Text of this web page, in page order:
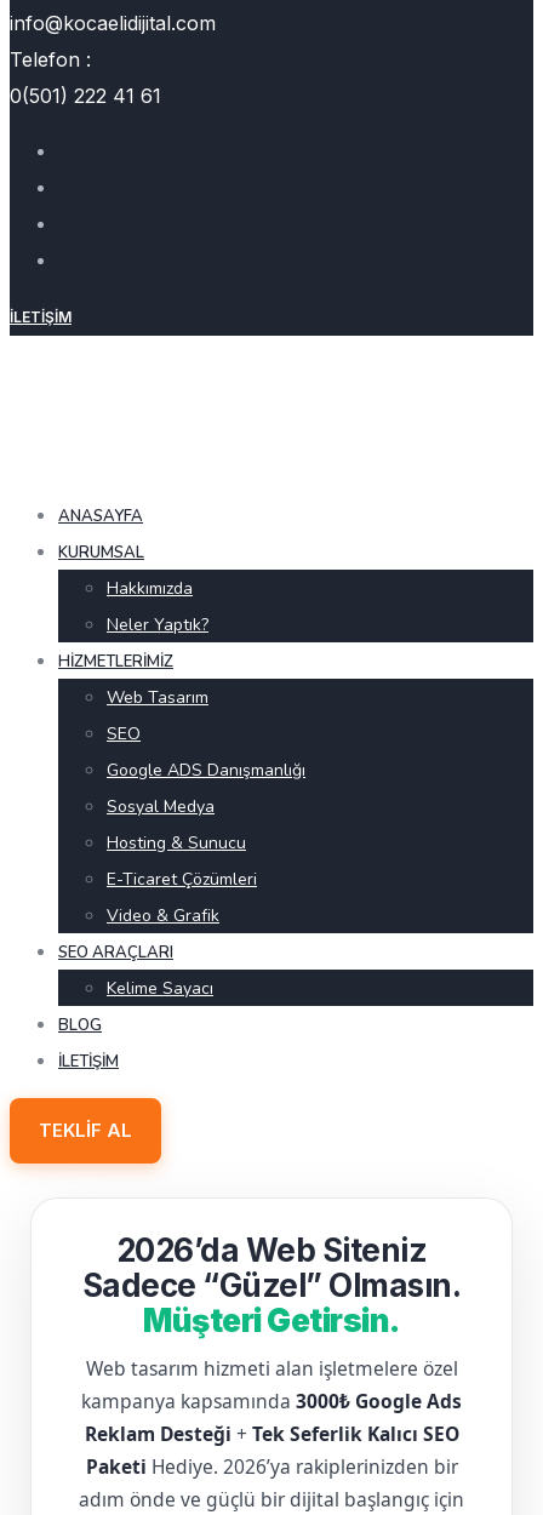
info@kocaelidijital.com
Telefon :
0(501) 222 41 61
İLETIŞIM
ANASAYFA
KURUMSAL
Hakkımızda
Neler Yaptık?
HIZMETLERIMIZ
Web Tasarım
SEO
Google ADS Danışmanlığı
Sosyal Medya
Hosting & Sunucu
E-Ticaret Çözümleri
Video & Grafik
SEO ARAÇLARI
Kelime Sayacı
BLOG
İLETIŞIM
TEKLIF AL
2026’da Web Siteniz
Sadece “Güzel” Olmasın.
Müşteri Getirsin.
Web tasarım hizmeti alan işletmelere özel
kampanya kapsamında 3000₺ Google Ads
Reklam Desteği + Tek Seferlik Kalıcı SEO
Paketi Hediye. 2026’ya rakiplerinizden bir
adım önde ve güçlü bir dijital başlangıç için